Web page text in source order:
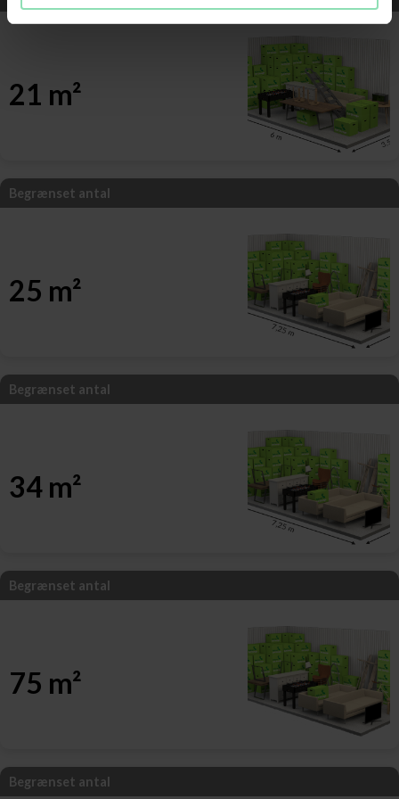
21 m²
Begrænset antal
25 m²
Begrænset antal
34 m²
Begrænset antal
75 m²
Begrænset antal